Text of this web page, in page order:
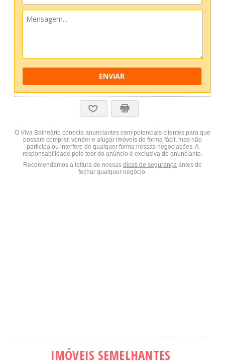
ENVIAR
O Viva Balneário conecta anunciantes com potenciais clientes para que
possam comprar, vender e alugar imóveis de forma fácil, mas não
participa ou interfere de qualquer forma nessas negociações. A
responsabilidade pelo teor do anúncio é exclusiva do anunciante.
Recomendamos a leitura de nossas dicas de segurança antes de
fechar qualquer negócio.
IMÓVEIS SEMELHANTES